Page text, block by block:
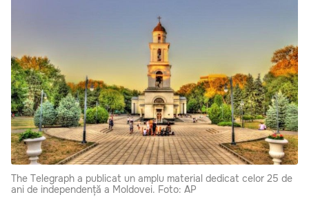
The Telegraph a publicat un amplu material dedicat celor 25 de
ani de independență a Moldovei. Foto: AP